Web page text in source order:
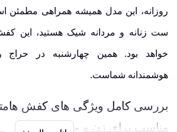
روزانه، این مدل همیشه همراهی مطمئن
ست زنانه و مردانه شیک هستید، این
خواهد بود. همین چهارشنبه در حراج
هوشمندانه شماست.
مناسب برای زن و مرد